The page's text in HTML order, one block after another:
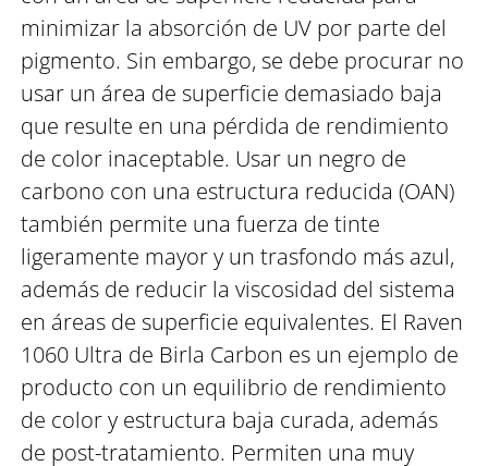
minimizar la absorción de UV por parte del
pigmento. Sin embargo, se debe procurar no
usar un área de superficie demasiado baja
que resulte en una pérdida de rendimiento
de color inaceptable. Usar un negro de
carbono con una estructura reducida (OAN)
también permite una fuerza de tinte
ligeramente mayor y un trasfondo más azul,
además de reducir la viscosidad del sistema
en áreas de superficie equivalentes. El Raven
1060 Ultra de Birla Carbon es un ejemplo de
producto con un equilibrio de rendimiento
de color y estructura baja curada, además
de post-tratamiento. Permiten una muy